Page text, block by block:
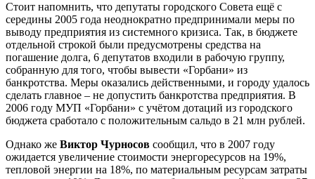
Стоит напомнить, что депутаты городского Совета ещё с
середины 2005 года неоднократно предпринимали меры по
выводу предприятия из системного кризиса. Так, в бюджете
отдельной строкой были предусмотрены средства на
погашение долга, 6 депутатов входили в рабочую группу,
собранную для того, чтобы вывести «Горбани» из
банкротства. Меры оказались действенными, и городу удалось
сделать главное – не допустить банкротства предприятия. В
2006 году МУП «Горбани» с учётом дотаций из городского
бюджета сработало с положительным сальдо в 21 млн рублей.
Однако же Виктор Чурносов сообщил, что в 2007 году
ожидается увеличение стоимости энергоресурсов на 19%,
тепловой энергии на 18%, по материальным ресурсам затраты